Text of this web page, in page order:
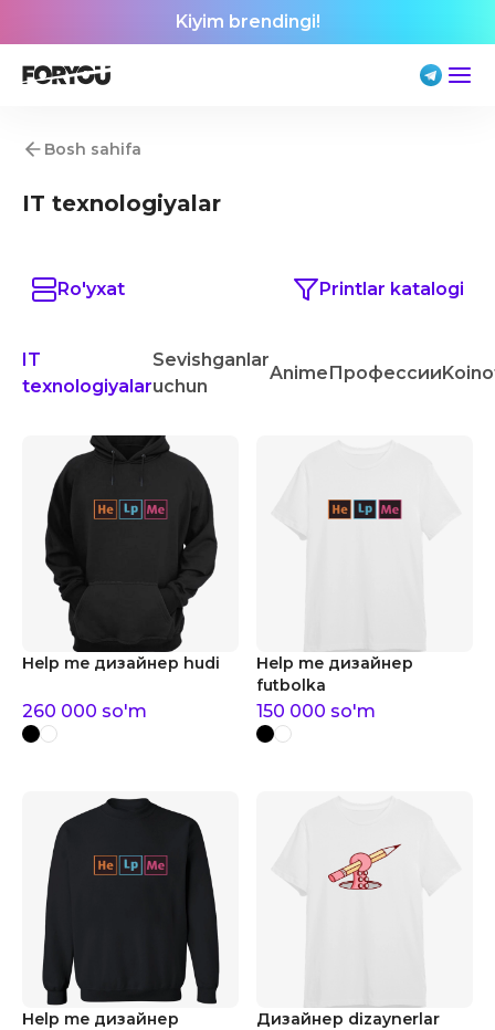
Kiyim brendingi!
Bosh sahifa
IT texnologiyalar
Ro'yxat Printlar katalogi
IT
texnologiyalar
Sevishganlar
uchun
AnimeПрофессии
Help me дизайнер hudi
260 000 so'm
Help me дизайнер
futbolka
150 000 so'm
Help me дизайнер
Дизайнер dizaynerlar